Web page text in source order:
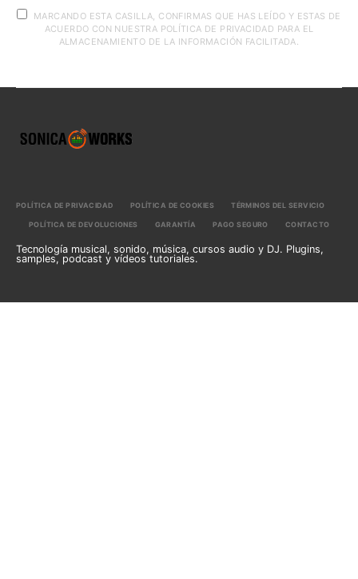
MARCANDO ESTA CASILLA, CONFIRMAS QUE HAS LEÍDO Y ESTAS DE
ACUERDO CON NUESTRA POLÍTICA DE PRIVACIDAD PARA EL
ALMACENAMIENTO DE LA INFORMACIÓN FACILITADA.
POLÍTICA DE PRIVACIDAD POLÍTICA DE COOKIES TÉRMINOS DEL SERVICIO
POLÍTICA DE DEVOLUCIONES GARANTÍA PAGO SEGURO CONTACTO
Tecnología musical, sonido, música, cursos audio y DJ. Plugins,
samples, podcast y vídeos tutoriales.